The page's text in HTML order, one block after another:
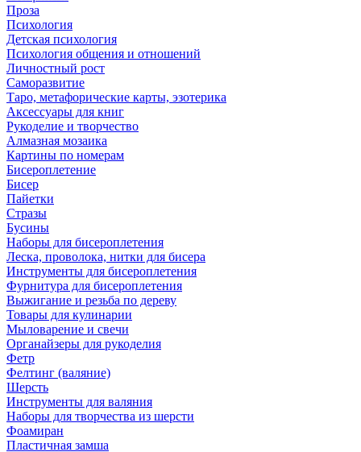
Проза
Психология
Детская психология
Психология общения и отношений
Личностный рост
Саморазвитие
Таро, метафорические карты, эзотерика
Аксессуары для книг
Рукоделие и творчество
Алмазная мозаика
Картины по номерам
Бисероплетение
Бисер
Пайетки
Стразы
Бусины
Наборы для бисероплетения
Леска, проволока, нитки для бисера
Инструменты для бисероплетения
Фурнитура для бисероплетения
Выжигание и резьба по дереву
Товары для кулинарии
Мыловарение и свечи
Органайзеры для рукоделия
Фетр
Фелтинг (валяние)
Шерсть
Инструменты для валяния
Наборы для творчества из шерсти
Фоамиран
Пластичная замша